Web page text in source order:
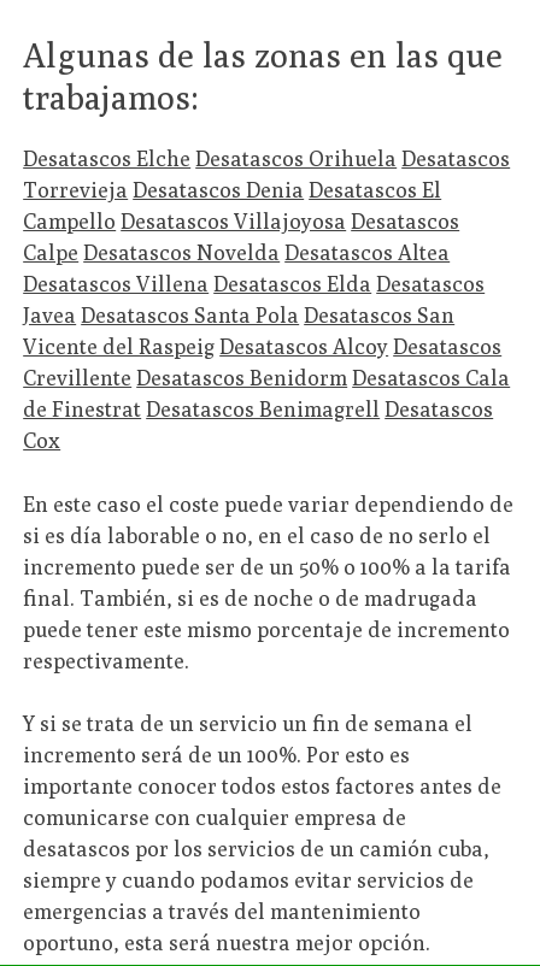
Algunas de las zonas en las que
trabajamos:
Desatascos Elche Desatascos Orihuela Desatascos
Torrevieja Desatascos Denia Desatascos El
Campello Desatascos Villajoyosa Desatascos
Calpe Desatascos Novelda Desatascos Altea
Desatascos Villena Desatascos Elda Desatascos
Javea Desatascos Santa Pola Desatascos San
Vicente del RaspeigDesatascos AlcoyDesatascos
Crevillente Desatascos BenidormDesatascos Cala
de FinestratDesatascos Benimagrell Desatascos
Cox
En este caso el coste puede variar dependiendo de
si es día laborable o no, en el caso de no serlo el
incremento puede ser de un 50% o 100% a la tarifa
final. También, si es de noche o de madrugada
puede tener este mismo porcentaje de incremento
respectivamente.
Y si se trata de un servicio un fin de semana el
incremento será de un 100%. Por esto es
importante conocer todos estos factores antes de
comunicarse con cualquier empresa de
desatascos por los servicios de un camión cuba,
siempre y cuando podamos evitar servicios de
emergencias a través del mantenimiento
oportuno, esta será nuestra mejor opción.